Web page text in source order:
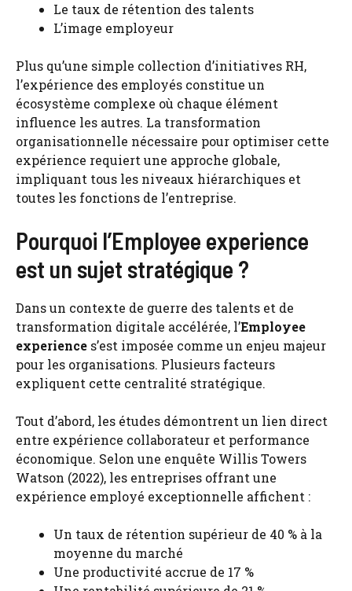
Le taux de rétention des talents
L’image employeur
Plus qu’une simple collection d’initiatives RH,
l’expérience des employés constitue un
écosystème complexe où chaque élément
influence les autres. La transformation
organisationnelle nécessaire pour optimiser cette
expérience requiert une approche globale,
impliquant tous les niveaux hiérarchiques et
toutes les fonctions de l’entreprise.
Pourquoi l’Employee experience
est un sujet stratégique ?
Dans un contexte de guerre des talents et de
transformation digitale accélérée, l’Employee
experience s’est imposée comme un enjeu majeur
pour les organisations. Plusieurs facteurs
expliquent cette centralité stratégique.
Tout d’abord, les études démontrent un lien direct
entre expérience collaborateur et performance
économique. Selon une enquête Willis Towers
Watson (2022), les entreprises offrant une
expérience employé exceptionnelle affichent :
Un taux de rétention supérieur de 40 % à la
moyenne du marché
Une productivité accrue de 17 %